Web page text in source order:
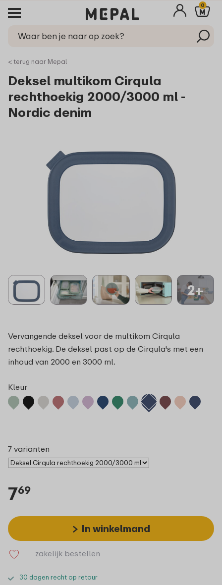
0
< terug naar Mepal
Deksel multikom Cirqula
rechthoekig 2000/3000 ml -
Nordic denim
2+
Vervangende deksel voor de multikom Cirqula
rechthoekig. De deksel past op de Cirqula's met een
inhoud van 2000 en 3000 ml.
Kleur
7 varianten
769
In winkelmand
zakelijk bestellen
30 dagen recht op retour